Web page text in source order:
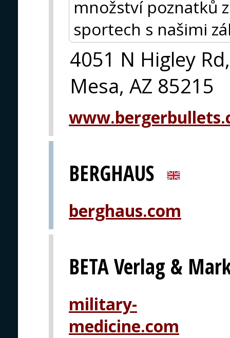
množství poznatků
sportech s našimi
4051 N Higley Rd,
Mesa, AZ 85215
BERGHAUS
berghaus.com
BETA Verlag &
military-
medicine.com